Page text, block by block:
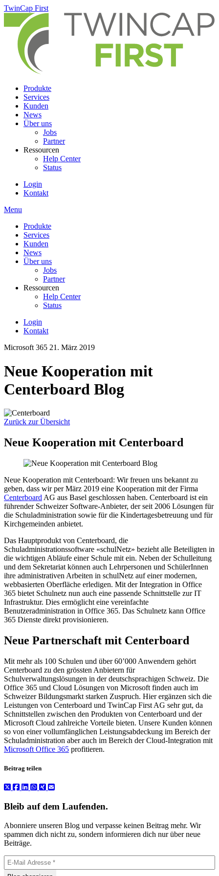
Skip
main
content
TwinCap First
Produkte
Services
Kunden
News
Über uns
Jobs
Partner
Ressourcen
Help Center
Status
Login
Kontakt
Menu
Produkte
Services
Kunden
News
Über uns
Jobs
Partner
Ressourcen
Help Center
Status
Login
Kontakt
Microsoft 365 21. März 2019
Neue Kooperation mit
Centerboard Blog
Zurück zur Übersicht
Neue Kooperation mit Centerboard
Neue Kooperation mit Centerboard​: Wir freuen uns bekannt zu
geben, dass wir per März 2019 eine Kooperation mit der Firma
Centerboard AG aus Basel geschlossen haben. Centerboard ist ein
führender Schweizer Software-Anbieter, der seit 2006 Lösungen für
die Schuladministration sowie für die Kindertagesbetreuung und für
Kirchgemeinden anbietet.
Das Hauptprodukt von Centerboard, die
Schuladministrationssoftware «schulNetz» bezieht alle Beteiligten in
die wichtigen Abläufe einer Schule mit ein. Neben der Schulleitung
und dem Sekretariat können auch Lehrpersonen und SchülerInnen
ihre administrativen Arbeiten in schulNetz auf einer modernen,
webbasierten Oberfläche erledigen. Mit der Integration in Office
365 bietet Schulnetz nun auch eine passende Schnittstelle zur IT
Infrastruktur. Dies ermöglicht eine vereinfachte
Benutzeradministration in Office 365. Das Schulnetz kann Office
365 Dienste direkt provisionieren.
Neue Partnerschaft mit Centerboard
Mit mehr als 100 Schulen und über 60’000 Anwendern gehört
Centerboard zu den grössten Anbietern für
Schulverwaltungslösungen in der deutschsprachigen Schweiz. Die
Office 365 und Cloud Lösungen von Microsoft finden auch im
Schweizer Bildungsmarkt starken Zuspruch. Hier ergänzen sich die
Leistungen von Centerboard und TwinCap First AG sehr gut, da
Schnittstellen zwischen den Produkten von Centerboard und der
Microsoft Cloud zahlreiche Vorteile bieten. Unsere Kunden können
so von einer vollumfänglichen Leistungsabdeckung im Bereich der
Schuladministration aber auch im Bereich der Cloud-Integration mit
Microsoft Office 365 profitieren.
Beitrag teilen
Bleib auf dem Laufenden.
Abonniere unseren Blog und verpasse keinen Beitrag mehr. Wir
spammen dich nicht zu, sondern informieren dich nur über neue
Beiträge.